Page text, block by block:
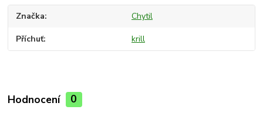
Značka Chytil
Příchuť krill
Hodnocení 0